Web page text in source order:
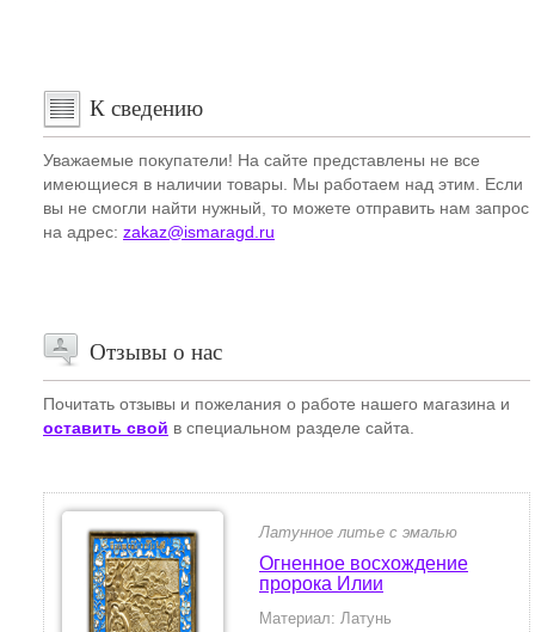
К сведению
Уважаемые покупатели! На сайте представлены не все
имеющиеся в наличии товары. Мы работаем над этим. Если
вы не смогли найти нужный, то можете отправить нам запрос
на адрес: zakaz@ismaragd.ru
Отзывы о нас
Почитать отзывы и пожелания о работе нашего магазина и
оставить свой в специальном разделе сайта.
Латунное литье с эмалью
Огненное восхождение
пророка Илии
Материал: Латунь